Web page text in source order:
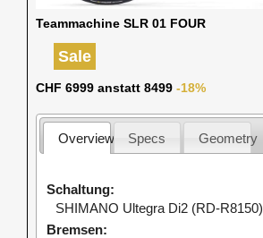
Teammachine SLR 01 FOUR
Sale
CHF 6999 anstatt 8499 -18%
Overview Specs Geometry
Schaltung
SHIMANO Ultegra Di2 (RD-R8150)
Bremsen